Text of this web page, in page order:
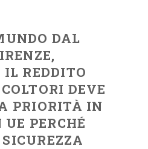
DAL
IL REDDITO
DEVE
PRIORITÀ IN
PERCHÉ